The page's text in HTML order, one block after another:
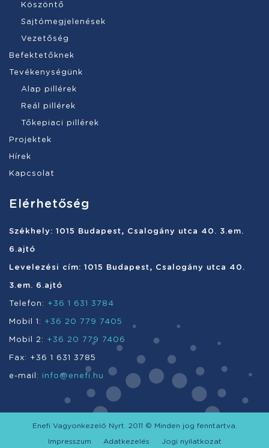
Köszöntő
Sajtómegjelenések
Vezetőség
Befektetőknek
Tevékenységünk
Alap pillérek
Reál pillérek
Tőkepiaci pillérek
Projektek
Hírek
Kapcsolat
Elérhetőség
Székhely: 1015 Budapest, Csalogány utca 40. 3.em.
6.ajtó
Levelezési cím: 1015 Budapest, Csalogány utca 40.
3.em. 6.ajtó
Telefon: +36 1 631 3784
Mobil 1: +36 20 779 7405
Mobil 2: +36 20 779 7406
Fax: +36 1 631 3785
e-mail: info@enefi.hu
Enefi Vagyonkezelő Nyrt. 2011 © Minden jog fenntartva.
Impresszum Adatkezelés Jogi nyilatkozat